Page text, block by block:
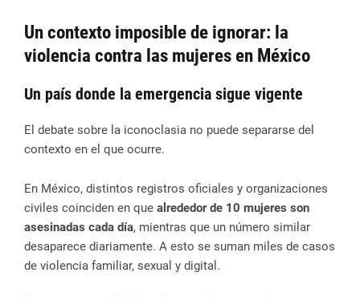
Un contexto imposible de ignorar: la
violencia contra las mujeres en México
Un país donde la emergencia sigue vigente
El debate sobre la iconoclasia no puede separarse del
contexto en el que ocurre.
En México, distintos registros oficiales y organizaciones
civiles coinciden en que alrededor de 10 mujeres son
asesinadas cada día, mientras que un número similar
desaparece diariamente. A esto se suman miles de casos
de violencia familiar, sexual y digital.